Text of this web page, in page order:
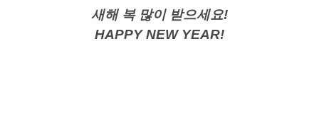
새해 복 많이 받으세요!
HAPPY NEW YEAR!